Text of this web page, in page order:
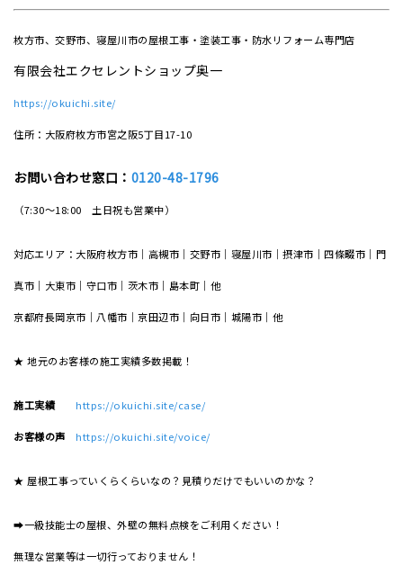
枚方市、交野市、寝屋川市の屋根工事・塗装工事・防水リフォーム専門店
有限会社エクセレントショップ奥一
https://okuichi.site/
住所：大阪府枚方市宮之阪5丁目17-10
お問い合わせ窓口： 0120-48-1796
（7:30～18:00 土日祝も営業中）
対応エリア：大阪府枚方市｜高槻市｜交野市｜寝屋川市｜摂津市｜四條畷市｜門
真市｜大東市｜守口市｜茨木市｜島本町｜他
京都府長岡京市｜八幡市｜京田辺市｜向日市｜城陽市｜他
★ 地元のお客様の施工実績多数掲載！
施工実績 https://okuichi.site/case/
お客様の声 https://okuichi.site/voice/
★ 屋根工事っていくらくらいなの？見積りだけでもいいのかな？
➡一級技能士の屋根、外壁の無料点検をご利用ください！
無理な営業等は一切行っておりません！